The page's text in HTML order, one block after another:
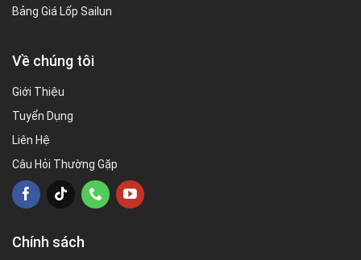
Bảng Giá Lốp Sailun
Về chúng tôi
Giới Thiệu
Tuyển Dụng
Liên Hệ
Câu Hỏi Thường Gặp
Chính sách